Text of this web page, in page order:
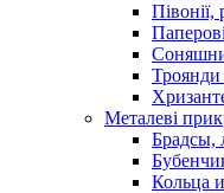
Півонії,
Троянди
Металеві
Брадсы,
Кольца